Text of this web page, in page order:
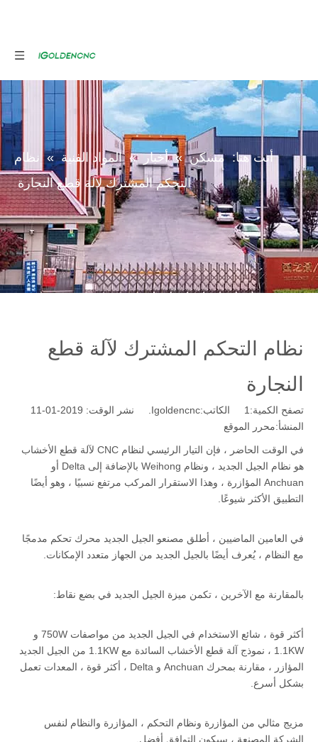
أنت هنا: مسكن » أخبار » المواد الفنية » نظام
التحكم المشترك لآلة قطع النجارة
نظام التحكم المشترك لآلة قطع
النجارة
تصفح الكمية: 1
المنشأ:محرر الموقع
في الوقت الحاضر ، فإن التيار الرئيسي لنظام CNC لآلة قطع الأخشاب
هو نظام الجيل الجديد ، ونظام Weihong بالإضافة إلى Delta أو
Anchuan المؤازرة ، وهذا الاستقرار المركب مرتفع نسبيًا ، وهو أيضًا
التطبيق الأكثر شيوعًا.
في العامين الماضيين ، أطلق مصنعو الجيل الجديد محرك تحكم مدمجًا
مع النظام ، يُعرف أيضًا بالجيل الجديد من الجهاز متعدد الإمكانات.
بالمقارنة مع الآخرين ، تكمن ميزة الجيل الجديد في بضع نقاط:
أكثر قوة ، شائع الاستخدام في الجيل الجديد من مواصفات 750W و
1.1KW ، نموذج آلة قطع الأخشاب السائدة مع 1.1KW من الجيل الجديد
المؤازر ، مقارنة بمحرك Anchuan و Delta ، أكثر قوة ، المعدات تعمل
بشكل أسرع.
مزيج مثالي من المؤازرة ونظام التحكم ، المؤازرة والنظام لنفس
الشركة المصنعة ، سيكون التوافق أفضل.